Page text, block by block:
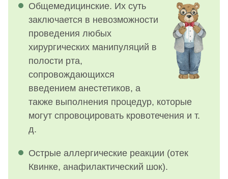
Общемедицинские. Их суть
заключается в невозможности
проведения любых
хирургических манипуляций в
полости рта,
сопровождающихся
введением анестетиков, а
также выполнения процедур, которые
могут спровоцировать кровотечения и т.
д.
Острые аллергические реакции (отек
Квинке, анафилактический шок).